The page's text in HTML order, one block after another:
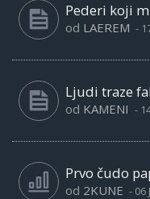
Pederi koji
od LAEREM -
Ljudi traze
od KAMENI -
Prvo čudo
od 2KUNE - 06